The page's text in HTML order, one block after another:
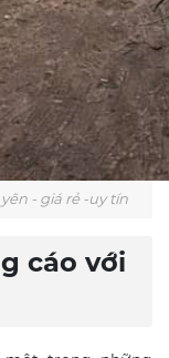
- giá rẻ -uy tín
cáo với